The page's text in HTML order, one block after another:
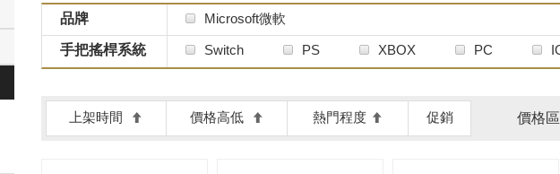
品牌 Microsoft微軟
手把搖桿系統 Switch PS XBOX PC
上架時間 價格高低 熱門程度 促銷 價格